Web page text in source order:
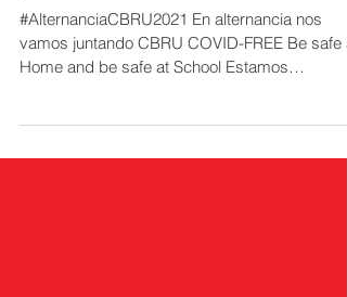
juntando!
#AlternanciaCBRU2021 En alternancia nos
vamos juntando CBRU COVID-FREE Be safe
preparándonos para...